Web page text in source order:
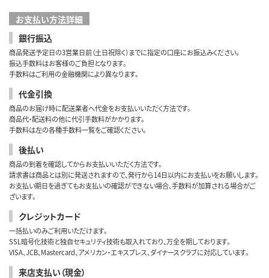
お支払い方法詳細
銀行振込
商品発送予定日の3営業日前（土日祝除く）までに指定の口座にお振込みください。
振込手数料はお客様のご負担となります。
手数料はご利用の金融機関により異なります。
代金引換
商品のお届け時に配送業者へ代金をお支払いいただく方法です。
商品代・配送料の他に代引手数料がかかります。
手数料は左の各種手数料一覧をご確認ください。
後払い
商品の到着を確認してからお支払いいただく方法です。
請求書は商品とは別に発送されますので、発行から14日以内にお支払いをお願いします。
お支払い期日を過ぎてもお支払いの確認ができない場合、手数料が加算される場合がご
ざいます。
クレジットカード
一括払いのみご利用いただけます。
SSL暗号化技術と独自セキュリティ技術も取入れており、万全を期しております。
VISA、JCB、Mastercard、アメリカン・エキスプレス、ダイナースクラブに対応しています。
来店支払い（現金）